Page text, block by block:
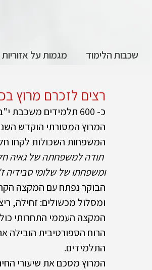
שכבות הלימוד מגמות על אזוריות
רצים לזכרם מרוץ
כ- 600 תלמידים משכבת י"ב השתתפו השנה במרוץ "רצים לזכרם".
המרוץ המסורתי הוקדש
המשפחות השכולות לקחו
תודה למשפחתה של גאיה
ומשפחתו של שלומי סבידיה
ומסלול מכשולים: זחילה,
המקצה העממי התחרותי כולל ריצה של 2000
הרוח הספורטיבית הובילה
התלמידים.
המרוץ מסכם את שיעורי